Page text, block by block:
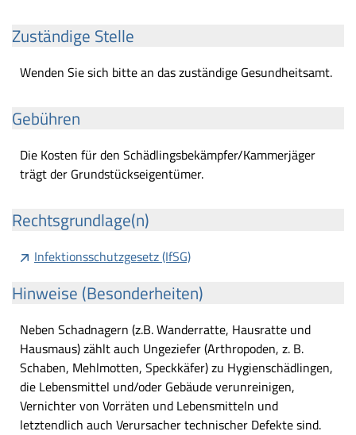
Zuständige Stelle
Wenden Sie sich bitte an das zuständige Gesundheitsamt.
Gebühren
Die Kosten für den Schädlingsbekämpfer/Kammerjäger
trägt der Grundstückseigentümer.
Rechtsgrundlage(n)
Infektionsschutzgesetz (IfSG)
Hinweise (Besonderheiten)
Neben Schadnagern (z.B. Wanderratte, Hausratte und
Hausmaus) zählt auch Ungeziefer (Arthropoden, z. B.
Schaben, Mehlmotten, Speckkäfer) zu Hygienschädlingen,
die Lebensmittel und/oder Gebäude verunreinigen,
Vernichter von Vorräten und Lebensmitteln und
letztendlich auch Verursacher technischer Defekte sind.